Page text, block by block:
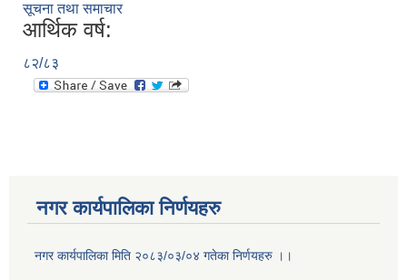
सूचना तथा समाचार
आर्थिक वर्ष:
८२/८३
नगर कार्यपालिका निर्णयहरु
नगर कार्यपालिका मिति २०८३/०३/०४ गतेका निर्णयहरु ।।